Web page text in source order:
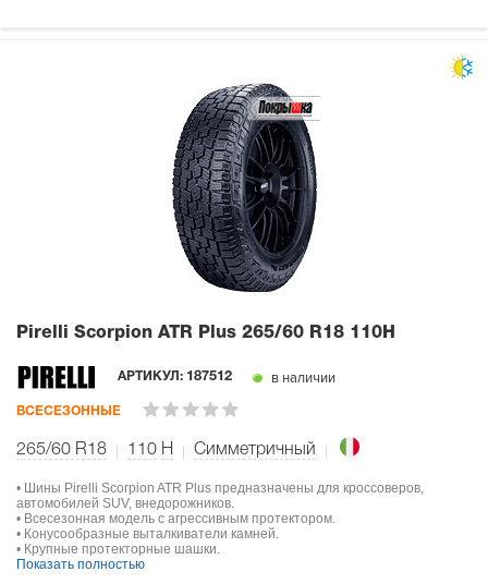
Pirelli Scorpion ATR Plus 265/60 R18 110H
АРТИКУЛ: 187512 в наличии
ВСЕСЕЗОННЫЕ
265/60 R18 110 H Симметричный
• Шины Pirelli Scorpion ATR Plus предназначены для кроссоверов,
автомобилей SUV, внедорожников.
• Всесезонная модель с агрессивным протектором.
• Конусообразные выталкиватели камней.
• Крупные протекторные шашки.
Показать полностью